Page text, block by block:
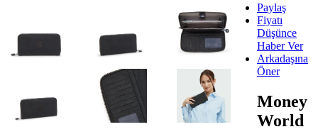
Paylaş
Fiyatı
Düşünce
Haber Ver
Arkadaşına
Öner
Money
World